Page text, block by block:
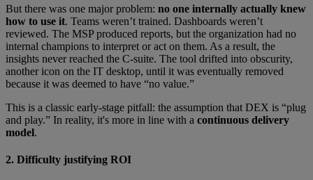
But there was one major problem: no one internally actually knew
how to use it. Teams weren’t trained. Dashboards weren’t
reviewed. The MSP produced reports, but the organization had no
internal champions to interpret or act on them. As a result, the
insights never reached the C-suite. The tool drifted into obscurity,
another icon on the IT desktop, until it was eventually removed
because it was deemed to have “no value.”
This is a classic early-stage pitfall: the assumption that DEX is “plug
and play.” In reality, it's more in line with a continuous delivery
model.
2. Difficulty justifying ROI